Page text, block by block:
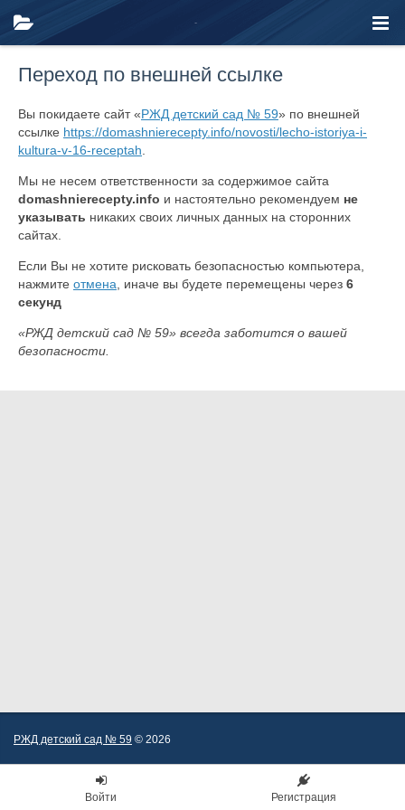
Переход по внешней ссылке
Вы покидаете сайт «РЖД детский сад № 59» по внешней
ссылке https://domashnierecepty.info/novosti/lecho-istoriya-i-
kultura-v-16-receptah
Мы не несем ответственности за содержимое сайта
domashnierecepty.info и настоятельно рекомендуем не
указывать никаких своих личных данных на сторонних
сайтах.
Если Вы не хотите рисковать безопасностью компьютера,
нажмите отмена , иначе вы будете перемещены через 6
секунд
«РЖД детский сад № 59» всегда заботится о вашей
безопасности.
РЖД детский сад № 59 © 2026
Войти Регистрация